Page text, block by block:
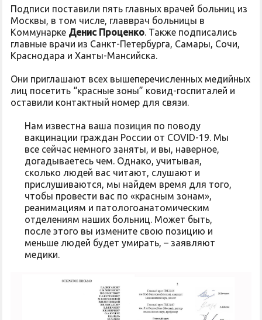
Подписи поставили пять главных врачей больниц из
Москвы, в том числе, главврач больницы в
Коммунарке Денис Проценко. Также подписались
главные врачи из Санкт-Петербурга, Самары, Сочи,
Краснодара и Ханты-Мансийска.
Они приглашают всех вышеперечисленных медийных
лиц посетить “красные зоны” ковид-госпиталей и
оставили контактный номер для связи.
Нам известна ваша позиция по поводу
вакцинации граждан России от COVID-19. Мы
все сейчас немного заняты, и вы, наверное,
догадываетесь чем. Однако, учитывая,
сколько людей вас читают, слушают и
прислушиваются, мы найдем время для того,
чтобы провести вас по «красным зонам»,
реанимациям и патологоанатомическим
отделениям наших больниц. Может быть,
после этого вы измените свою позицию и
меньше людей будет умирать, – заявляют
медики.